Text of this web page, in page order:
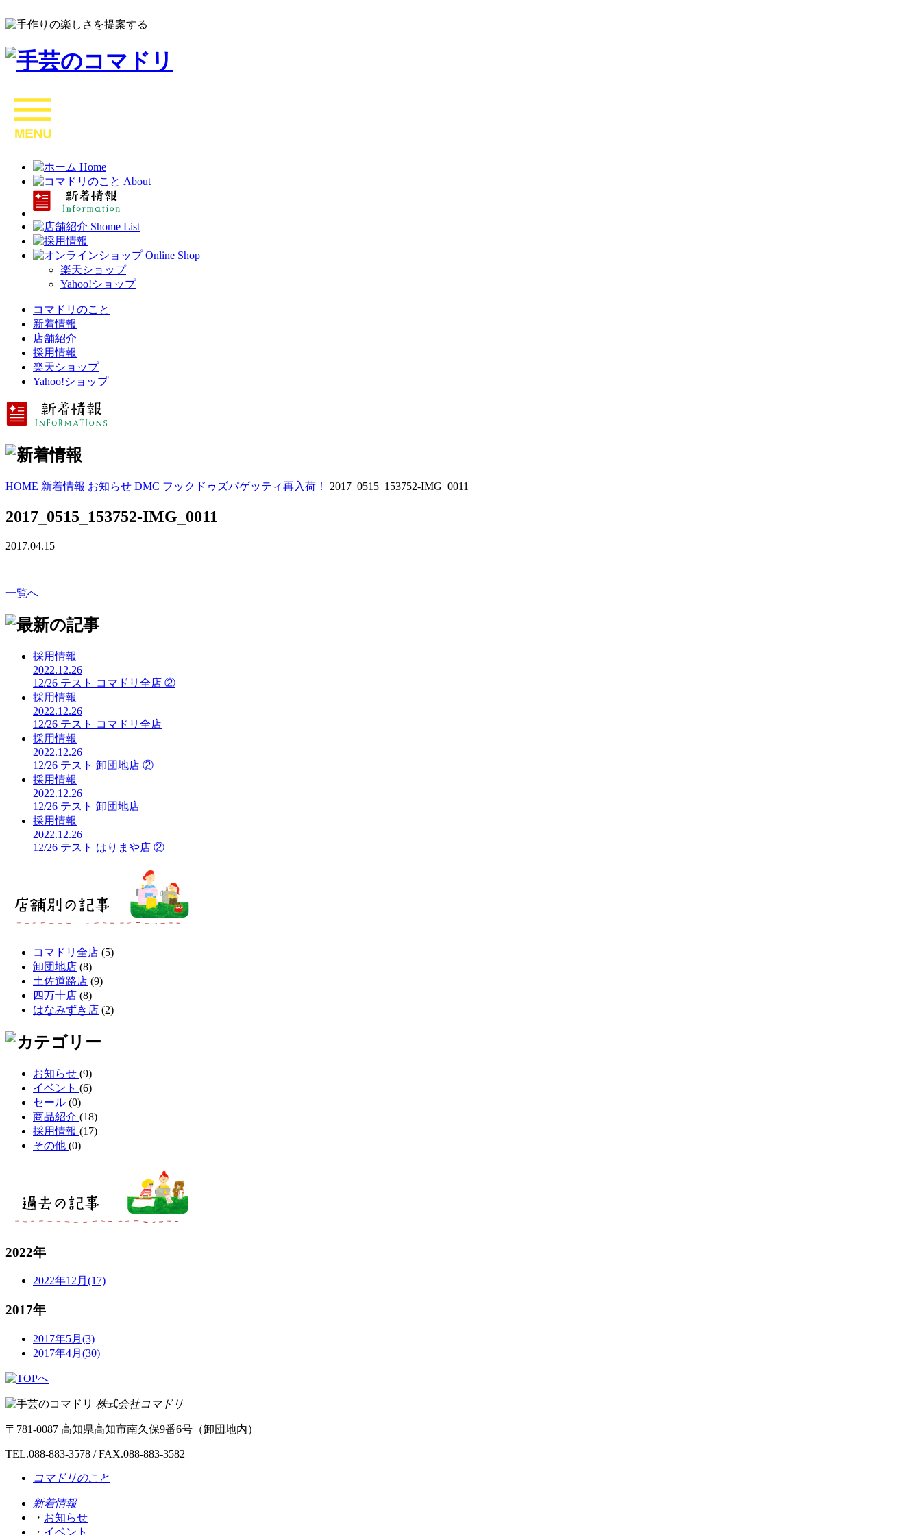
楽天ショップ
Yahoo!ショップ
コマドリのこと
新着情報
店舗紹介
採用情報
楽天ショップ
Yahoo!ショップ
HOME 新着情報 お知らせ DMC フックドゥズパゲッティ再入荷！ 2017_0515_153752-IMG_0011
2017_0515_153752-IMG_0011
2017.04.15
一覧へ
採用情報
2022.12.26
12/26 テスト コマドリ全店 ②
採用情報
2022.12.26
12/26 テスト コマドリ全店
採用情報
2022.12.26
12/26 テスト 卸団地店 ②
採用情報
2022.12.26
12/26 テスト 卸団地店
採用情報
2022.12.26
12/26 テスト はりまや店 ②
コマドリ全店 (5)
卸団地店 (8)
土佐道路店 (9)
四万十店 (8)
はなみずき店 (2)
お知らせ (9)
イベント (6)
セール (0)
商品紹介 (18)
採用情報 (17)
その他 (0)
2022年
2022年12月(17)
2017年
2017年5月(3)
2017年4月(30)
株式会社コマドリ
〒 781-0087 高知県高知市南久保9番6号（卸団地内）
TEL.088-883-3578 / FAX.088-883-3582
コマドリのこと
新着情報
・ お知らせ
・ イベント